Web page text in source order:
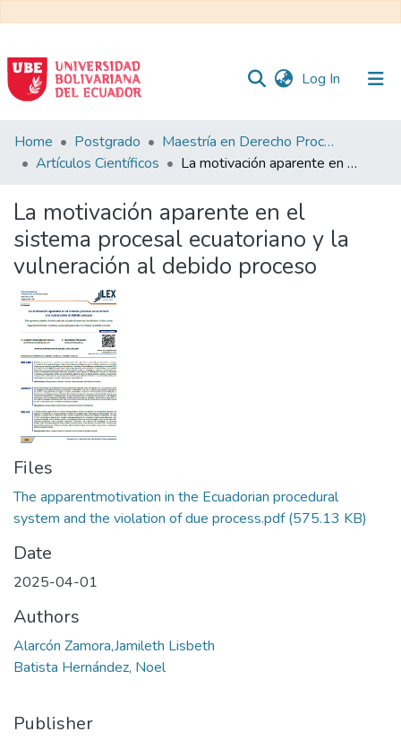
Log In (current)
Communities
&
All of DSpace
Statistics
Home Postgrado
Maestría en Derecho Procesal
Artículos Científicos
La motivación aparente en el sistema procesal ecuatoriano y la vulneración al debido proceso
La motivación aparente en el
sistema procesal ecuatoriano y la
vulneración al debido proceso
Files
The apparentmotivation in the Ecuadorian procedural
system and the violation of due process.pdf(575.13 KB)
Date
2025-04-01
Authors
Alarcón Zamora,Jamileth Lisbeth
Batista Hernández, Noel
Publisher